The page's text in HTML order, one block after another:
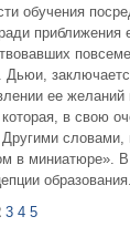
обучения
приближения
ее желаний
в свою
Другими
в миниатюре».
образования.
3 4 5